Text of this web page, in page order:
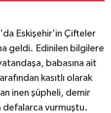
Eskişehir'in Çifteler
geldi. Edinilen bilgilere
babasına ait
kasıtlı olarak
inen şüpheli, demir
defalarca vurmuştu.